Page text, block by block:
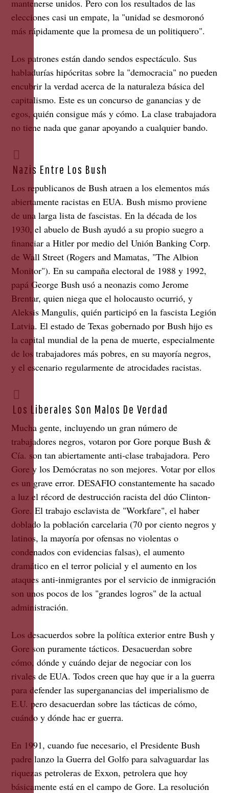
mantenerse unidos. Pero con los resultados de las
elecciones casi un empate, la "unidad se desmoronó
más rápidamente que la promesa de un politiquero".
Los patrones están dando sendos espectáculo. Sus
habladurías hipócritas sobre la "democracia" no pueden
encubrir la verdad acerca de la naturaleza básica del
capitalismo. Este es un concurso de ganancias y de
egos, quién consigue más y cómo. La clase trabajadora
no tiene nada que ganar apoyando a cualquier bando.
Nazis Entre Los Bush
Los republicanos de Bush atraen a los elementos más
abiertamente racistas en EUA. Bush mismo proviene
de una larga lista de fascistas. En la década de los
1930, el abuelo de Bush ayudó a su propio suegro a
financiar a Hitler por medio del Unión Banking Corp.
de Wall Street (Rogers and Mamatas, "The Albion
Monitor"). En su campaña electoral de 1988 y 1992,
papá George Bush usó a neonazis como Jerome
Brentar, quien niega que el holocausto ocurrió, y
Aleksis Mangulis, quién participó en la fascista Legión
Latvia. El estado de Texas gobernado por Bush hijo es
la capital mundial de la pena de muerte, especialmente
de los trabajadores más pobres, en su mayoría negros,
y el escenario regularmente de atrocidades racistas.
Los Liberales Son Malos De Verdad
Mucha gente, incluyendo un gran número de
trabajadores negros, votaron por Gore porque Bush &
Cía. son tan abiertamente anti-clase trabajadora. Pero
Gore y los Demócratas no son mejores. Votar por ellos
es un grave error. DESAFIO constantemente ha sacado
a luz el récord de destrucción racista del dúo Clinton-
Gore. El trabajo esclavista de "Workfare", el haber
doblado la población carcelaria (70 por ciento negros y
latinos, la mayoría por ofensas no violentas o
condenados con evidencias falsas), el aumento
dramático en el terror policial y el aumento en los
ataques anti-inmigrantes por el servicio de inmigración
son unos pocos de los "grandes logros" de la actual
administración.
Los desacuerdos sobre la política exterior entre Bush y
Gore son puramente tácticos. Desacuerdan sobre
cómo, dónde y cuándo dejar de negociar con los
rivales de EUA. Todos creen que hay que ir a la guerra
para defender las superganancias del imperialismo de
E.U. pero desacuerdan sobre las tácticas de cómo,
cuándo y dónde hac er guerra.
En 1991, cuando fue necesario, el Presidente Bush
padre lanzo la Guerra del Golfo para salvaguardar las
riquezas petroleras de Exxon, petrolera que hoy
básicamente está en el campo de Gore. La resolución